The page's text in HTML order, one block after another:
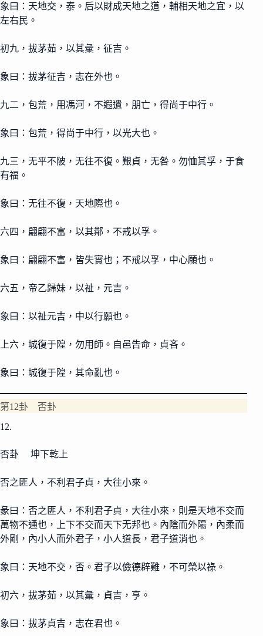
象曰：天地交，泰。后以財成天地之道，輔相天地之宜，以
左右民。
初九，拔茅茹，以其彙，征吉。
象曰：拔茅征吉，志在外也。
九二，包荒，用馮河，不遐遺，朋亡，得尚于中行。
象曰：包荒，得尚于中行，以光大也。
九三，无平不陂，无往不復。艱貞，无咎。勿恤其孚，于食
有福。
象曰：无往不復，天地際也。
六四，翩翩不富，以其鄰，不戒以孚。
象曰：翩翩不富，皆失實也；不戒以孚，中心願也。
六五，帝乙歸妹，以祉，元吉。
象曰：以祉元吉，中以行願也。
上六，城復于隍，勿用師。自邑告命，貞吝。
象曰：城復于隍，其命亂也。
第12卦 否卦
12.
否卦 坤下乾上
否之匪人，不利君子貞，大往小來。
彖曰：否之匪人，不利君子貞，大往小來，則是天地不交而
萬物不通也，上下不交而天下无邦也。內陰而外陽，內柔而
外剛，內小人而外君子，小人道長，君子道消也。
象曰：天地不交，否。君子以儉德辟難，不可榮以祿。
初六，拔茅茹，以其彙，貞吉，亨。
象曰：拔茅貞吉，志在君也。